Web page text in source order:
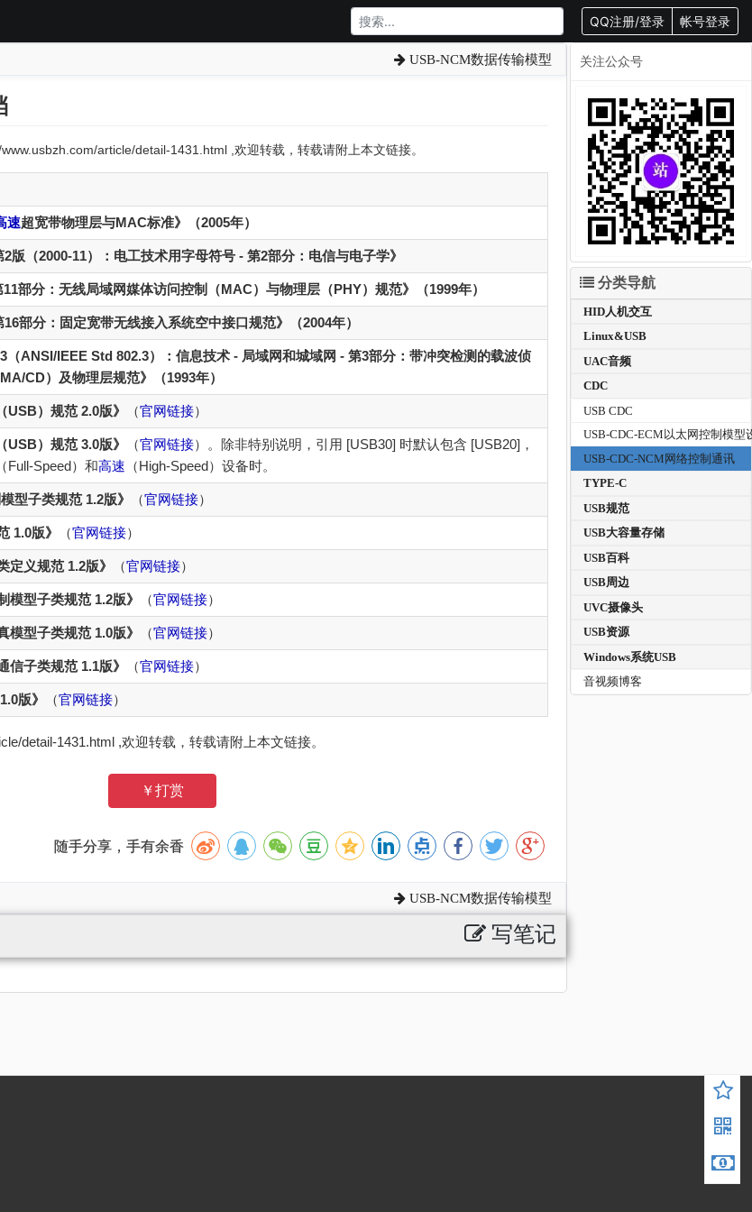
QQ注册/登录 帐号登录
USB-NCM数据传输模型
article/detail-1431.html ,欢迎转载，转载请附上本文链接。
速超宽带物理层与MAC标准》（2005年）
2版（2000-11）：电工技术用字母符号 - 第2部分：电信与电子学》
11部分：无线局域网媒体访问控制（MAC）与物理层（PHY）规范》（1999年）
16部分：固定宽带无线接入系统空中接口规范》（2004年）
3（ANSI/IEEE Std 802.3）：信息技术 - 局域网和城域网 - 第3部分：带冲突检测的载波侦
CD）及物理层规范》（1993年）
USB）规范 2.0版》 （官网链接）
USB）规范 3.0版》 （官网链接）。除非特别说明，引用 [USB30] 时默认包含 [USB20]，
（Full-Speed）和高速 （High-Speed）设备时。
型子类规范 1.2版》 （官网链接）
1.0版》 （官网链接）
定义规范 1.2版》 （官网链接）
模型子类规范 1.2版》 （官网链接）
模型子类规范 1.0版》 （官网链接）
信子类规范 1.1版》 （官网链接）
版》 （官网链接）
detail-1431.html ,欢迎转载，转载请附上本文链接。
￥打赏
随手分享，手有余香
USB-NCM数据传输模型
写笔记
关注公众号
分类导航
HID人机交互
Linux&USB
UAC音频
CDC
USB CDC
USB-CDC-ECM以太网控制模型
USB-CDC-NCM网络控制通讯
TYPE-C
USB规范
USB大容量存储
USB百科
USB周边
UVC摄像头
USB资源
Windows系统USB
音视频博客